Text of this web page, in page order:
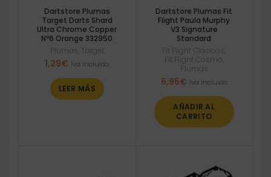
Dartstore Plumas
Target Darts Shard
Ultra Chrome Copper
Nº6 Orange 332950
Plumas Target
1,29€ Iva incluido
LEER MÁS
Dartstore Plumas Fit
Flight Paula Murphy
V3 Signature
Standard
Fit Flight Clasicas
Fit Flight Cosmo
Plumas
6,95€ Iva incluido
AÑADIR AL
CARRITO